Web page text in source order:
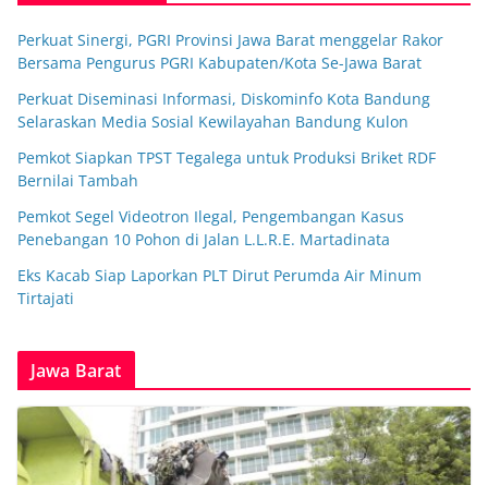
Perkuat Sinergi, PGRI Provinsi Jawa Barat menggelar Rakor
Bersama Pengurus PGRI Kabupaten/Kota Se-Jawa Barat
Perkuat Diseminasi Informasi, Diskominfo Kota Bandung
Selaraskan Media Sosial Kewilayahan Bandung Kulon
Pemkot Siapkan TPST Tegalega untuk Produksi Briket RDF
Bernilai Tambah
Pemkot Segel Videotron Ilegal, Pengembangan Kasus
Penebangan 10 Pohon di Jalan L.L.R.E. Martadinata
Eks Kacab Siap Laporkan PLT Dirut Perumda Air Minum
Tirtajati
Jawa Barat